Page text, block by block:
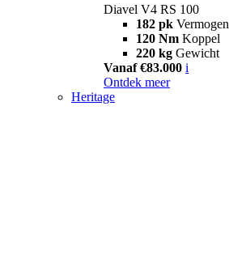
Diavel V4 RS 100
182 pk Vermogen
120 Nm Koppel
220 kg Gewicht
Vanaf €83.000 i
Ontdek meer
Heritage